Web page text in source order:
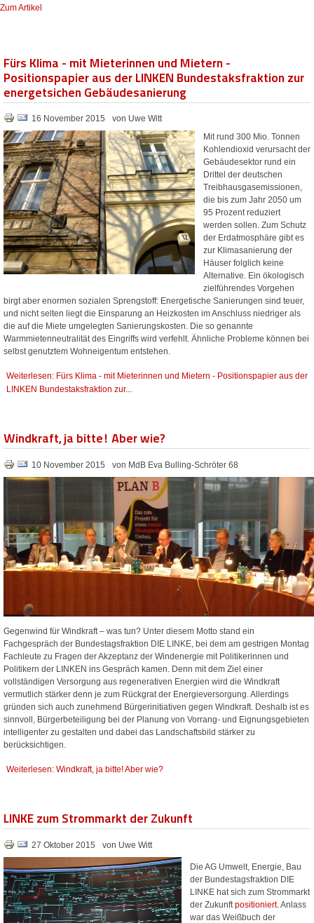
Zum Artikel
Fürs Klima - mit Mieterinnen und Mietern -
Positionspapier aus der LINKEN Bundestaksfraktion zur
energetsichen Gebäudesanierung
16 November 2015
von Uwe Witt
Mit rund 300 Mio. Tonnen
Kohlendioxid verursacht der
Gebäudesektor rund ein
Drittel der deutschen
Treibhausgasemissionen,
die bis zum Jahr 2050 um
95 Prozent reduziert
werden sollen. Zum Schutz
der Erdatmosphäre gibt es
zur Klimasanierung der
Häuser folglich keine
Alternative. Ein ökologisch
zielführendes Vorgehen
birgt aber enormen sozialen Sprengstoff: Energetische Sanierungen sind teuer,
und nicht selten liegt die Einsparung an Heizkosten im Anschluss niedriger als
die auf die Miete umgelegten Sanierungskosten. Die so genannte
Warmmietenneutralität des Eingriffs wird verfehlt. Ähnliche Probleme können bei
selbst genutztem Wohneigentum entstehen.
Weiterlesen: Fürs Klima - mit Mieterinnen und Mietern - Positionspapier aus der
LINKEN Bundestaksfraktion zur...
Windkraft, ja bitte! Aber wie?
10 November 2015 von MdB Eva Bulling-Schröter 68
Gegenwind für Windkraft – was tun? Unter diesem Motto stand ein
Fachgespräch der Bundestagsfraktion DIE LINKE, bei dem am gestrigen Montag
Fachleute zu Fragen der Akzeptanz der Windenergie mit Politikerinnen und
Politikern der LINKEN ins Gespräch kamen. Denn mit dem Ziel einer
vollständigen Versorgung aus regenerativen Energien wird die Windkraft
vermutlich stärker denn je zum Rückgrat der Energieversorgung. Allerdings
gründen sich auch zunehmend Bürgerinitiativen gegen Windkraft. Deshalb ist es
sinnvoll, Bürgerbeteiligung bei der Planung von Vorrang- und Eignungsgebieten
intelligenter zu gestalten und dabei das Landschaftsbild stärker zu
berücksichtigen.
Weiterlesen: Windkraft, ja bitte! Aber wie?
LINKE zum Strommarkt der Zukunft
27 Oktober 2015 von Uwe Witt
Die AG Umwelt, Energie, Bau
der Bundestagsfraktion DIE
LINKE hat sich zum Strommarkt
der Zukunftpositioniert. Anlass
war das Weißbuch der